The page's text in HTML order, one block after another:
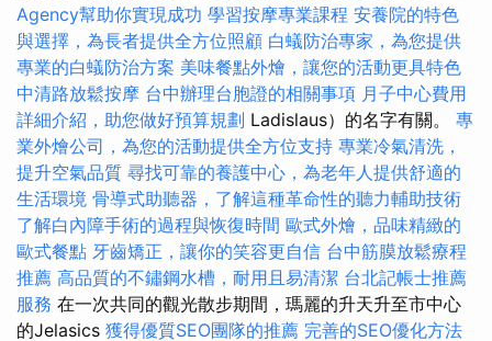
Agency幫助你實現成功 學習按摩專業課程 安養院的特色
與選擇，為長者提供全方位照顧 白蟻防治專家，為您提供
專業的白蟻防治方案 美味餐點外燴，讓您的活動更具特色
中清路放鬆按摩 台中辦理台胞證的相關事項 月子中心費用
詳細介紹，助您做好預算規劃 Ladislaus）的名字有關。 專
業外燴公司，為您的活動提供全方位支持 專業冷氣清洗，
提升空氣品質 尋找可靠的養護中心，為老年人提供舒適的
生活環境 骨導式助聽器，了解這種革命性的聽力輔助技術
了解白內障手術的過程與恢復時間 歐式外燴，品味精緻的
歐式餐點 牙齒矯正，讓你的笑容更自信 台中筋膜放鬆療程
推薦 高品質的不鏽鋼水槽，耐用且易清潔 台北記帳士推薦
服務 在一次共同的觀光散步期間，瑪麗的升天升至市中心
的Jelasics 獲得優質SEO團隊的推薦 完善的SEO優化方法